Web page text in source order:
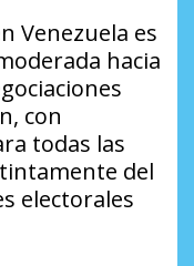
Venezuela es
hacia
con
todas las
del
electorales